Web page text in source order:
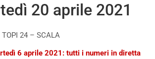
20 aprile 2021
24 – SCALA
6 aprile 2021: tutti i numeri in diretta